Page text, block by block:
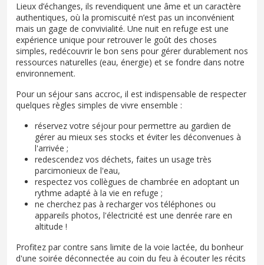
Lieux d’échanges, ils revendiquent une âme et un caractère
authentiques, où la promiscuité n’est pas un inconvénient
mais un gage de convivialité. Une nuit en refuge est une
expérience unique pour retrouver le goût des choses
simples, redécouvrir le bon sens pour gérer durablement nos
ressources naturelles (eau, énergie) et se fondre dans notre
environnement.
Pour un séjour sans accroc, il est indispensable de respecter
quelques règles simples de vivre ensemble :
réservez votre séjour pour permettre au gardien de
gérer au mieux ses stocks et éviter les déconvenues à
l'arrivée ;
redescendez vos déchets, faites un usage très
parcimonieux de l'eau,
respectez vos collègues de chambrée en adoptant un
rythme adapté à la vie en refuge ;
ne cherchez pas à recharger vos téléphones ou
appareils photos, l'électricité est une denrée rare en
altitude !
Profitez par contre sans limite de la voie lactée, du bonheur
d'une soirée déconnectée au coin du feu à écouter les récits